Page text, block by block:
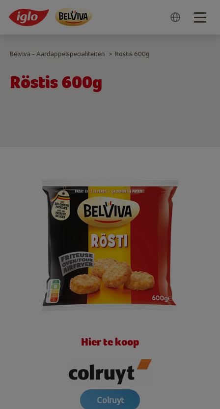
Röstis 600g
Belviva - Aardappelspecialiteiten > Röstis 600g
Hier te koop
Colruyt